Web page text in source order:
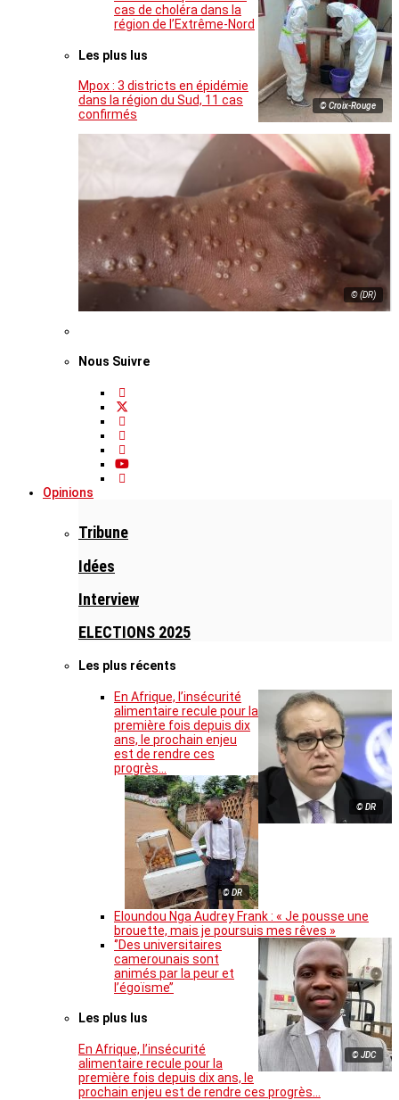
© Croix-Rouge
cas de choléra dans la
région de l’Extrême-Nord
Les plus lus
Mpox : 3 districts en épidémie
dans la région du Sud, 11 cas
confirmés
© (DR)
Nous Suivre
Opinions
Tribune
Idées
Interview
ELECTIONS 2025
Les plus récents
© DR
En Afrique, l’insécurité
alimentaire recule pour la
première fois depuis dix
ans, le prochain enjeu
est de rendre ces
progrès…
© DR
Eloundou Nga Audrey Frank : « Je pousse une
brouette, mais je poursuis mes rêves »
© JDC
‘’Des universitaires
camerounais sont
animés par la peur et
l’égoïsme’’
Les plus lus
En Afrique, l’insécurité
alimentaire recule pour la
première fois depuis dix ans, le
prochain enjeu est de rendre ces progrès…